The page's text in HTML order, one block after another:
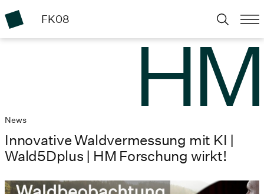
FK08
News
Innovative Waldvermessung mit KI |
Wald5Dplus | HM Forschung wirkt!